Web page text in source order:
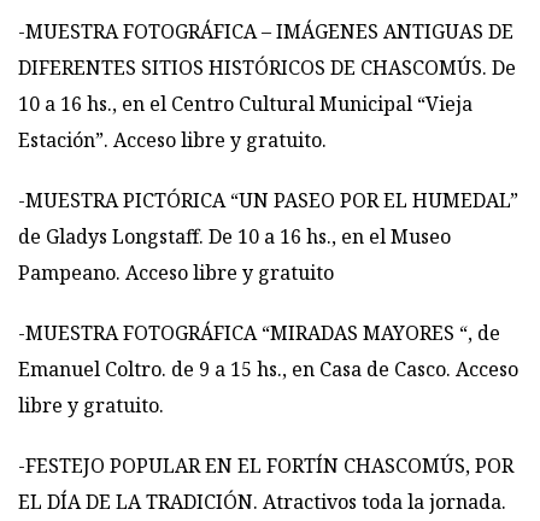
-MUESTRA FOTOGRÁFICA – IMÁGENES ANTIGUAS DE
DIFERENTES SITIOS HISTÓRICOS DE CHASCOMÚS. De
10 a 16 hs., en el Centro Cultural Municipal “Vieja
Estación”. Acceso libre y gratuito.
-MUESTRA PICTÓRICA “UN PASEO POR EL HUMEDAL”
de Gladys Longstaff. De 10 a 16 hs., en el Museo
Pampeano. Acceso libre y gratuito
-MUESTRA FOTOGRÁFICA “MIRADAS MAYORES “, de
Emanuel Coltro. de 9 a 15 hs., en Casa de Casco. Acceso
libre y gratuito.
-FESTEJO POPULAR EN EL FORTÍN CHASCOMÚS, POR
EL DÍA DE LA TRADICIÓN. Atractivos toda la jornada.